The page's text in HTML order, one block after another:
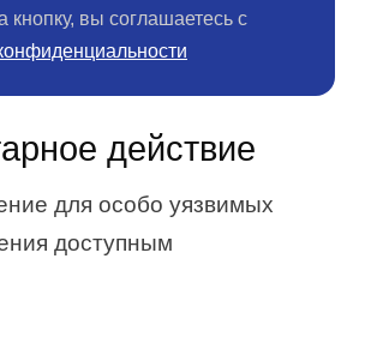
вы соглашаетесь с
действие
для особо уязвимых
доступным